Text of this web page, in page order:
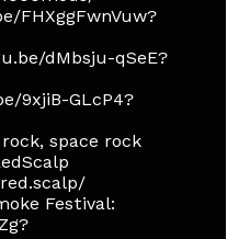
FHXggFwnVuw?
dMbsju-qSeE?
9xjiB-GLcP4?
space rock
Festival: